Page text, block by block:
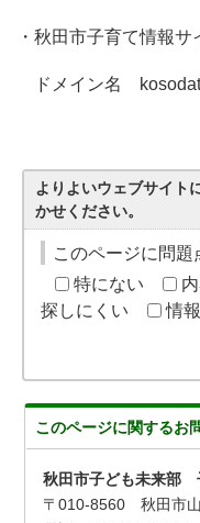
・秋田市子育て情報サ
ドメイン名
よりよいウェブサイト
かせください。
このページに問
特にない
探しにくい
情
このページに関するお
秋田市子ども未来部
〒010-8560 秋田市